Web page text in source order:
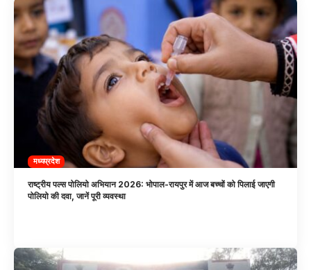
मध्यप्रदेश
राष्ट्रीय पल्स पोलियो अभियान 2026: भोपाल-रायपुर में आज बच्चों को पिलाई जाएगी
पोलियो की दवा, जानें पूरी व्यवस्था